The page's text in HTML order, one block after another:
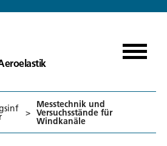
>
Messtechnik und
Versuchsstände für
Windkanäle